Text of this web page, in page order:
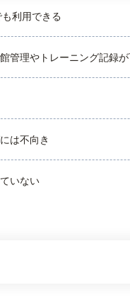
利用できる
管理やトレーニング記録
は不向き
いない